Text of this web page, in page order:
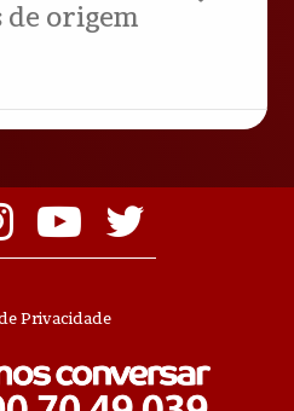
origem
Privacidade